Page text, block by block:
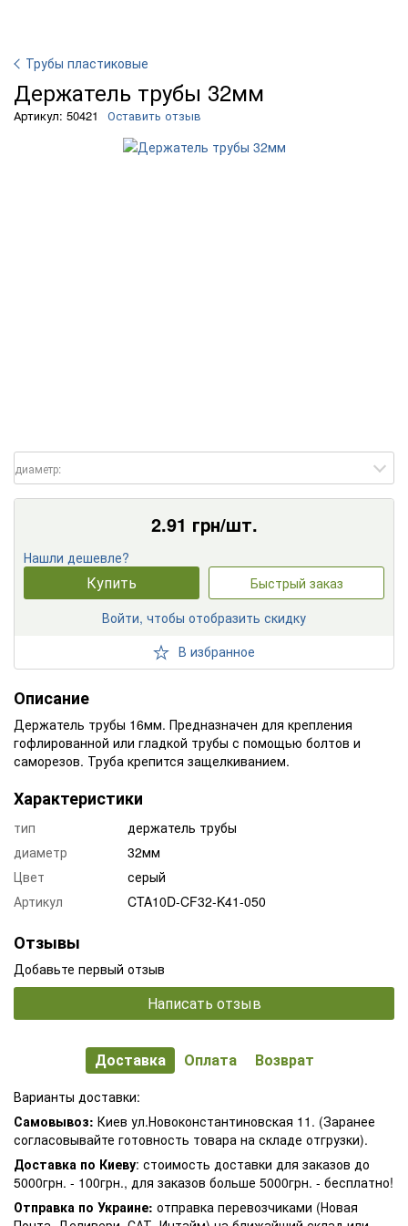
Трубы пластиковые
Держатель трубы 32мм
Артикул: 50421 Оставить отзыв
диаметр:
2.91 грн/шт.
Нашли дешевле?
Купить
Быстрый заказ
Войти, чтобы отобразить скидку
В избранное
Описание
Держатель трубы 16мм. Предназначен для крепления
гофлированной или гладкой трубы с помощью болтов и
саморезов. Труба крепится защелкиванием.
Характеристики
тип
держатель трубы
диаметр
32мм
Цвет
серый
Артикул
CTA10D-CF32-K41-050
Отзывы
Добавьте первый отзыв
Написать отзыв
Доставка Оплата Возврат
Варианты доставки:
Самовывоз: Киев ул.Новоконстантиновская 11. (Заранее
согласовывайте готовность товара на складе отгрузки).
Доставка по Киеву: стоимость доставки для заказов до
5000грн. - 100грн., для заказов больше 5000грн. - бесплатно!
Отправка по Украине: отправка перевозчиками (Новая